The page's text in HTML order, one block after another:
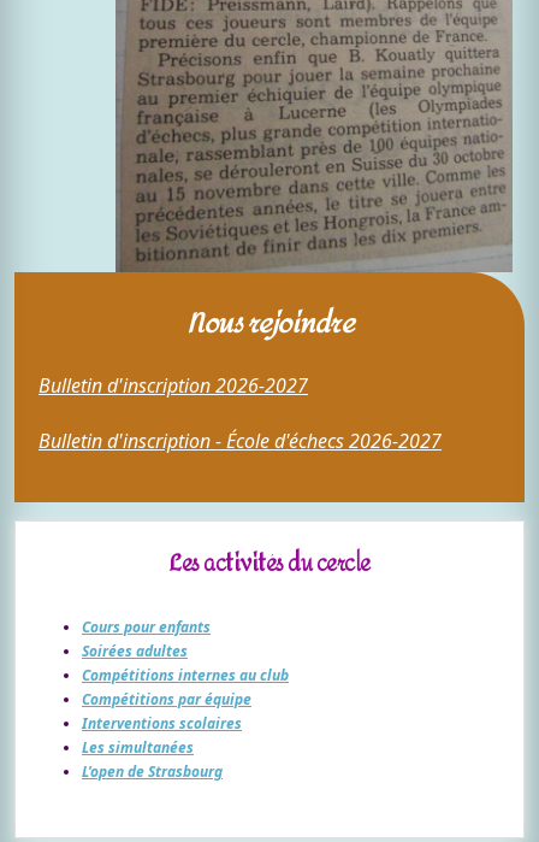
Nous rejoindre
Bulletin d'inscription 2026-2027
Bulletin d'inscription - École d'échecs 2026-2027
Les activités du cercle
Cours pour enfants
Soirées adultes
Compétitions internes au club
Compétitions par équipe
Interventions scolaires
Les simultanées
L'open de Strasbourg